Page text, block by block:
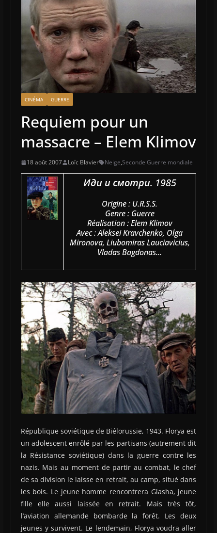
CINÉMA GUERRE
Requiem pour un
massacre – Elem Klimov
18 août 2007 Loïc Blavier Neige,Seconde Guerre mondiale
Иди и смотри. 1985
Origine : U.R.S.S.
Genre : Guerre
Réalisation : Elem Klimov
Avec : Aleksei Kravchenko, Olga
Mironova, Liubomiras Lauciavicius,
Vladas Bagdonas…
République soviétique de Biélorussie, 1943. Florya est
un adolescent enrôlé par les partisans (autrement dit
la Résistance soviétique) dans la guerre contre les
nazis. Mais au moment de partir au combat, le chef
de sa division le laisse en retrait, au camp, situé dans
les bois. Le jeune homme rencontrera Glasha, jeune
fille elle aussi laissée en retrait. Mais très tôt,
l’aviation allemande bombarde la forêt. Les deux
jeunes y survivent. Le lendemain, Florya voudra aller